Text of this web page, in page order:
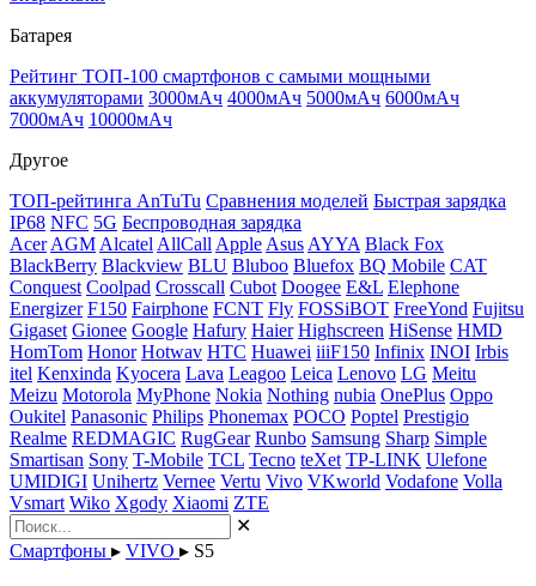
Батарея
Рейтинг ТОП-100 смартфонов с самыми мощными
аккумуляторами 3000мАч 4000мАч 5000мАч 6000мАч
7000мАч 10000мАч
Другое
ТОП-рейтинга AnTuTu Сравнения моделей Быстрая зарядка
IP68 NFC 5G Беспроводная зарядка
Acer AGM Alcatel AllCall Apple Asus AYYA Black Fox
BlackBerry Blackview BLU Bluboo Bluefox BQ Mobile CAT
Conquest Coolpad Crosscall Cubot Doogee E&L Elephone
Energizer F150 Fairphone FCNT Fly FOSSiBOT FreeYond Fujitsu
Gigaset Gionee Google Hafury Haier Highscreen HiSense HMD
HomTom Honor Hotwav HTC Huawei iiiF150 Infinix INOI Irbis
itel Kenxinda Kyocera Lava Leagoo Leica Lenovo LG Meitu
Meizu Motorola MyPhone Nokia Nothing nubia OnePlus Oppo
Oukitel Panasonic Philips Phonemax POCO Poptel Prestigio
Realme REDMAGIC RugGear Runbo Samsung Sharp Simple
Smartisan Sony T-Mobile TCL Tecno teXet TP-LINK Ulefone
UMIDIGI Unihertz Vernee Vertu Vivo VKworld Vodafone Volla
Vsmart Wiko Xgody Xiaomi ZTE
✕
Смартфоны ▸ VIVO ▸ S5